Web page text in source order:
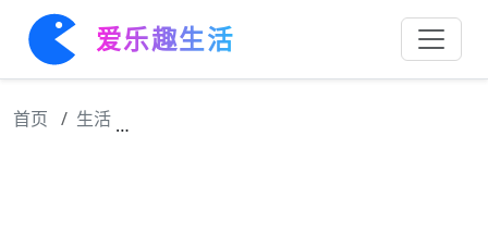
爱乐趣生活
首页 生活